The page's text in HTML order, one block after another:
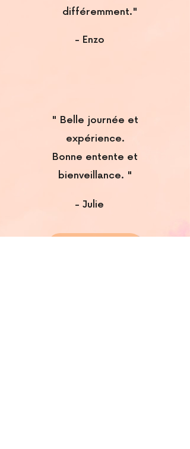
différemment."
- Enzo
- Julie
" Belle journée et
expérience.
Bonne entente et
bienveillance. "